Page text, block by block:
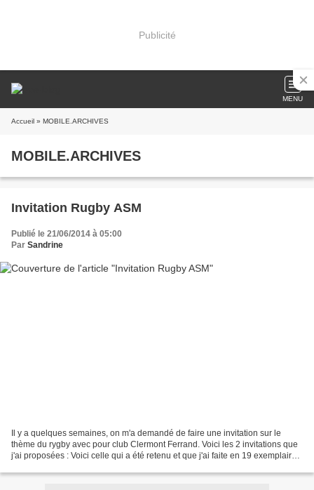
Publicité
MENU
Accueil » MOBILE.ARCHIVES
MOBILE.ARCHIVES
Invitation Rugby ASM
Publié le 21/06/2014 à 05:00
Par Sandrine
Il y a quelques semaines, on m'a demandé de faire une invitation sur le
thème du rygby avec pour club Clermont Ferrand. Voici les 2 invitations que
j'ai proposées : Voici celle qui a été retenu et que j'ai faite en 19 exemplaires